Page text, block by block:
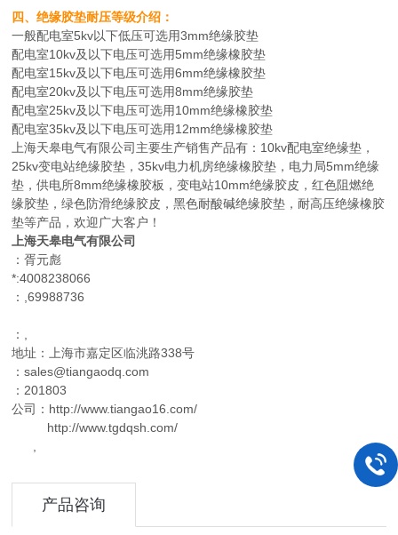
四、绝缘胶垫耐压等级介绍：
一般配电室5kv以下低压可选用3mm绝缘胶垫
配电室10kv及以下电压可选用5mm绝缘橡胶垫
配电室15kv及以下电压可选用6mm绝缘橡胶垫
配电室20kv及以下电压可选用8mm绝缘胶垫
配电室25kv及以下电压可选用10mm绝缘橡胶垫
配电室35kv及以下电压可选用12mm绝缘橡胶垫
上海天皋电气有限公司主要生产销售产品有：10kv配电室绝缘垫，
25kv变电站绝缘胶垫，35kv电力机房绝缘橡胶垫，电力局5mm绝缘
垫，供电所8mm绝缘橡胶板，变电站10mm绝缘胶皮，红色阻燃绝
缘胶垫，绿色防滑绝缘胶皮，黑色耐酸碱绝缘胶垫，耐高压绝缘橡胶
垫等产品，欢迎广大客户！
上海天皋电气有限公司
：胥元彪
*:4008238066
：,69988736
：,
地址：上海市嘉定区临洮路338号
：sales@tiangaodq.com
：201803
公司：http://www.tiangao16.com/
http://www.tgdqsh.com/
产品咨询